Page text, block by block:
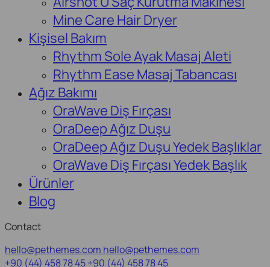
Mine Care Hair Dryer
Kişisel Bakım
Rhythm Sole Ayak Masaj Aleti
Rhythm Ease Masaj Tabancası
Ağız Bakımı
OraWave Diş Fırçası
OraDeep Ağız Duşu
OraDeep Ağız Duşu Yedek Başlıklar
OraWave Diş Fırçası Yedek Başlık
Ürünler
Blog
Contact
hello@pethemes.com hello@pethemes.com
+90 (44) 458 78 45+90 (44) 458 78 45